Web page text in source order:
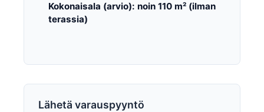
Kokonaisala (arvio): noin 110 m² (ilman
terassia)
Lähetä varauspyyntö